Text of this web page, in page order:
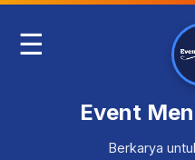
☰
Event
Berkarya